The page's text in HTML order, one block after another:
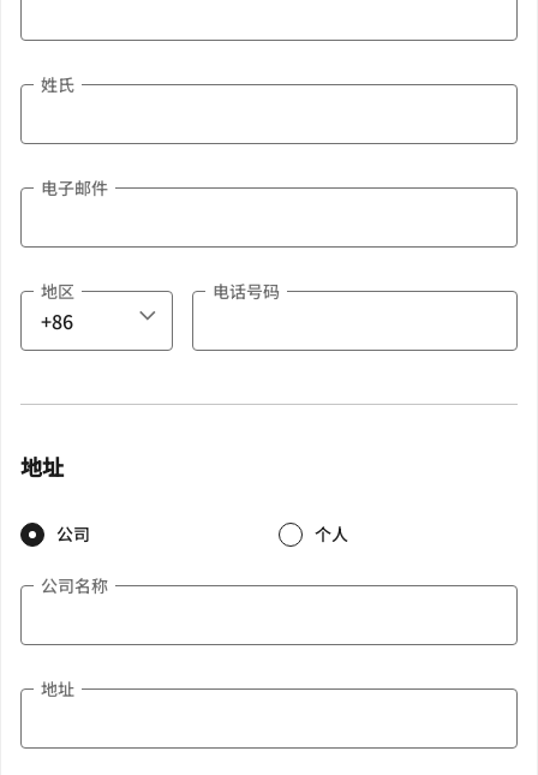
姓氏
电子邮件
地区 电话号码
地址
公司 个人
公司名称
地址